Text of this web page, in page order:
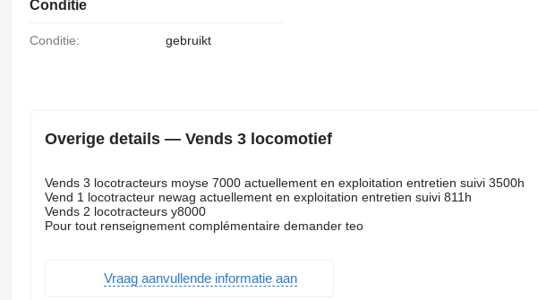
Conditie
Conditie: gebruikt
Overige details — Vends 3 locomotief
Vends 3 locotracteurs moyse 7000 actuellement en exploitation entretien suivi 3500h
Vend 1 locotracteur newag actuellement en exploitation entretien suivi 811h
Vends 2 locotracteurs y8000
Pour tout renseignement complémentaire demander teo
Vraag aanvullende informatie aan